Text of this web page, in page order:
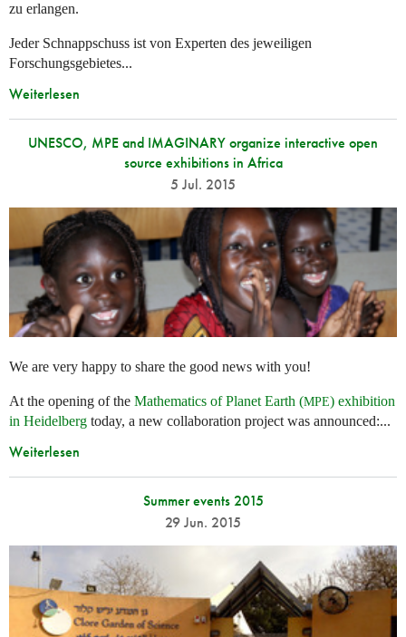
zu erlangen.
Jeder Schnappschuss ist von Experten des jeweiligen
Forschungsgebietes...
Weiterlesen
UNESCO, MPE and IMAGINARY organize interactive open
source exhibitions in Africa
5 Jul. 2015
We are very happy to share the good news with you!
At the opening of the Mathematics of Planet Earth (MPE) exhibition
in Heidelberg today, a new collaboration project was announced:...
Weiterlesen
Summer events 2015
29 Jun. 2015